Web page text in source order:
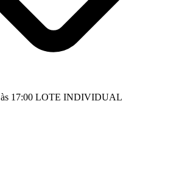
às 17:00 LOTE INDIVIDUAL